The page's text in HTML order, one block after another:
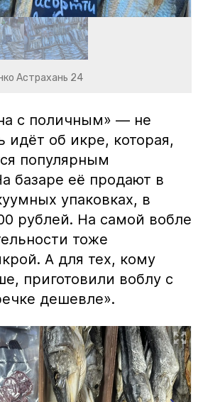
Астрахань 24
с поличным» — не
идёт об икре, которая,
популярным
базаре её продают в
упаковках, в
рублей. На самой вобле
тоже
А для тех, кому
приготовили воблу с
дешевле».